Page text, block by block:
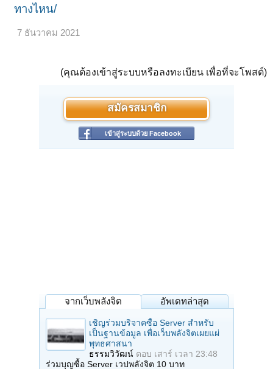
ทางไหน/
7 ธันวาคม 2021
(คุณต้องเข้าสู่ระบบหรือลงทะเบียน เพื่อที่จะโพสต์)
สมัครสมาชิก
เข้าสู่ระบบด้วย Facebook
จากเว็บพลังจิต อัพเดทล่าสุด
เชิญร่วมบริจาคซื้อ Server สำหรับ
เป็นฐานข้อมูล เพื่อเว็บพลังจิตเผยแผ่
พุทธศาสนา
ธรรมวิวัฒน์ ตอบ เสาร์ เวลา 23:48
ร่วมบุญซื้อ Server เวปพลังจิต 10 บาท